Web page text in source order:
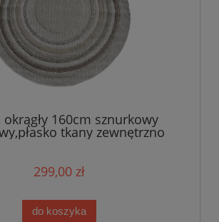
okrągły 160cm sznurkowy
tkany zewnętrzno
wewnętrzny EVEL
299,00 zł
do koszyka